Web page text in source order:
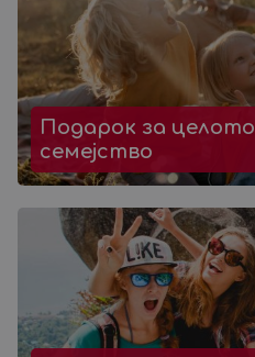
Подарок за целото
семејство